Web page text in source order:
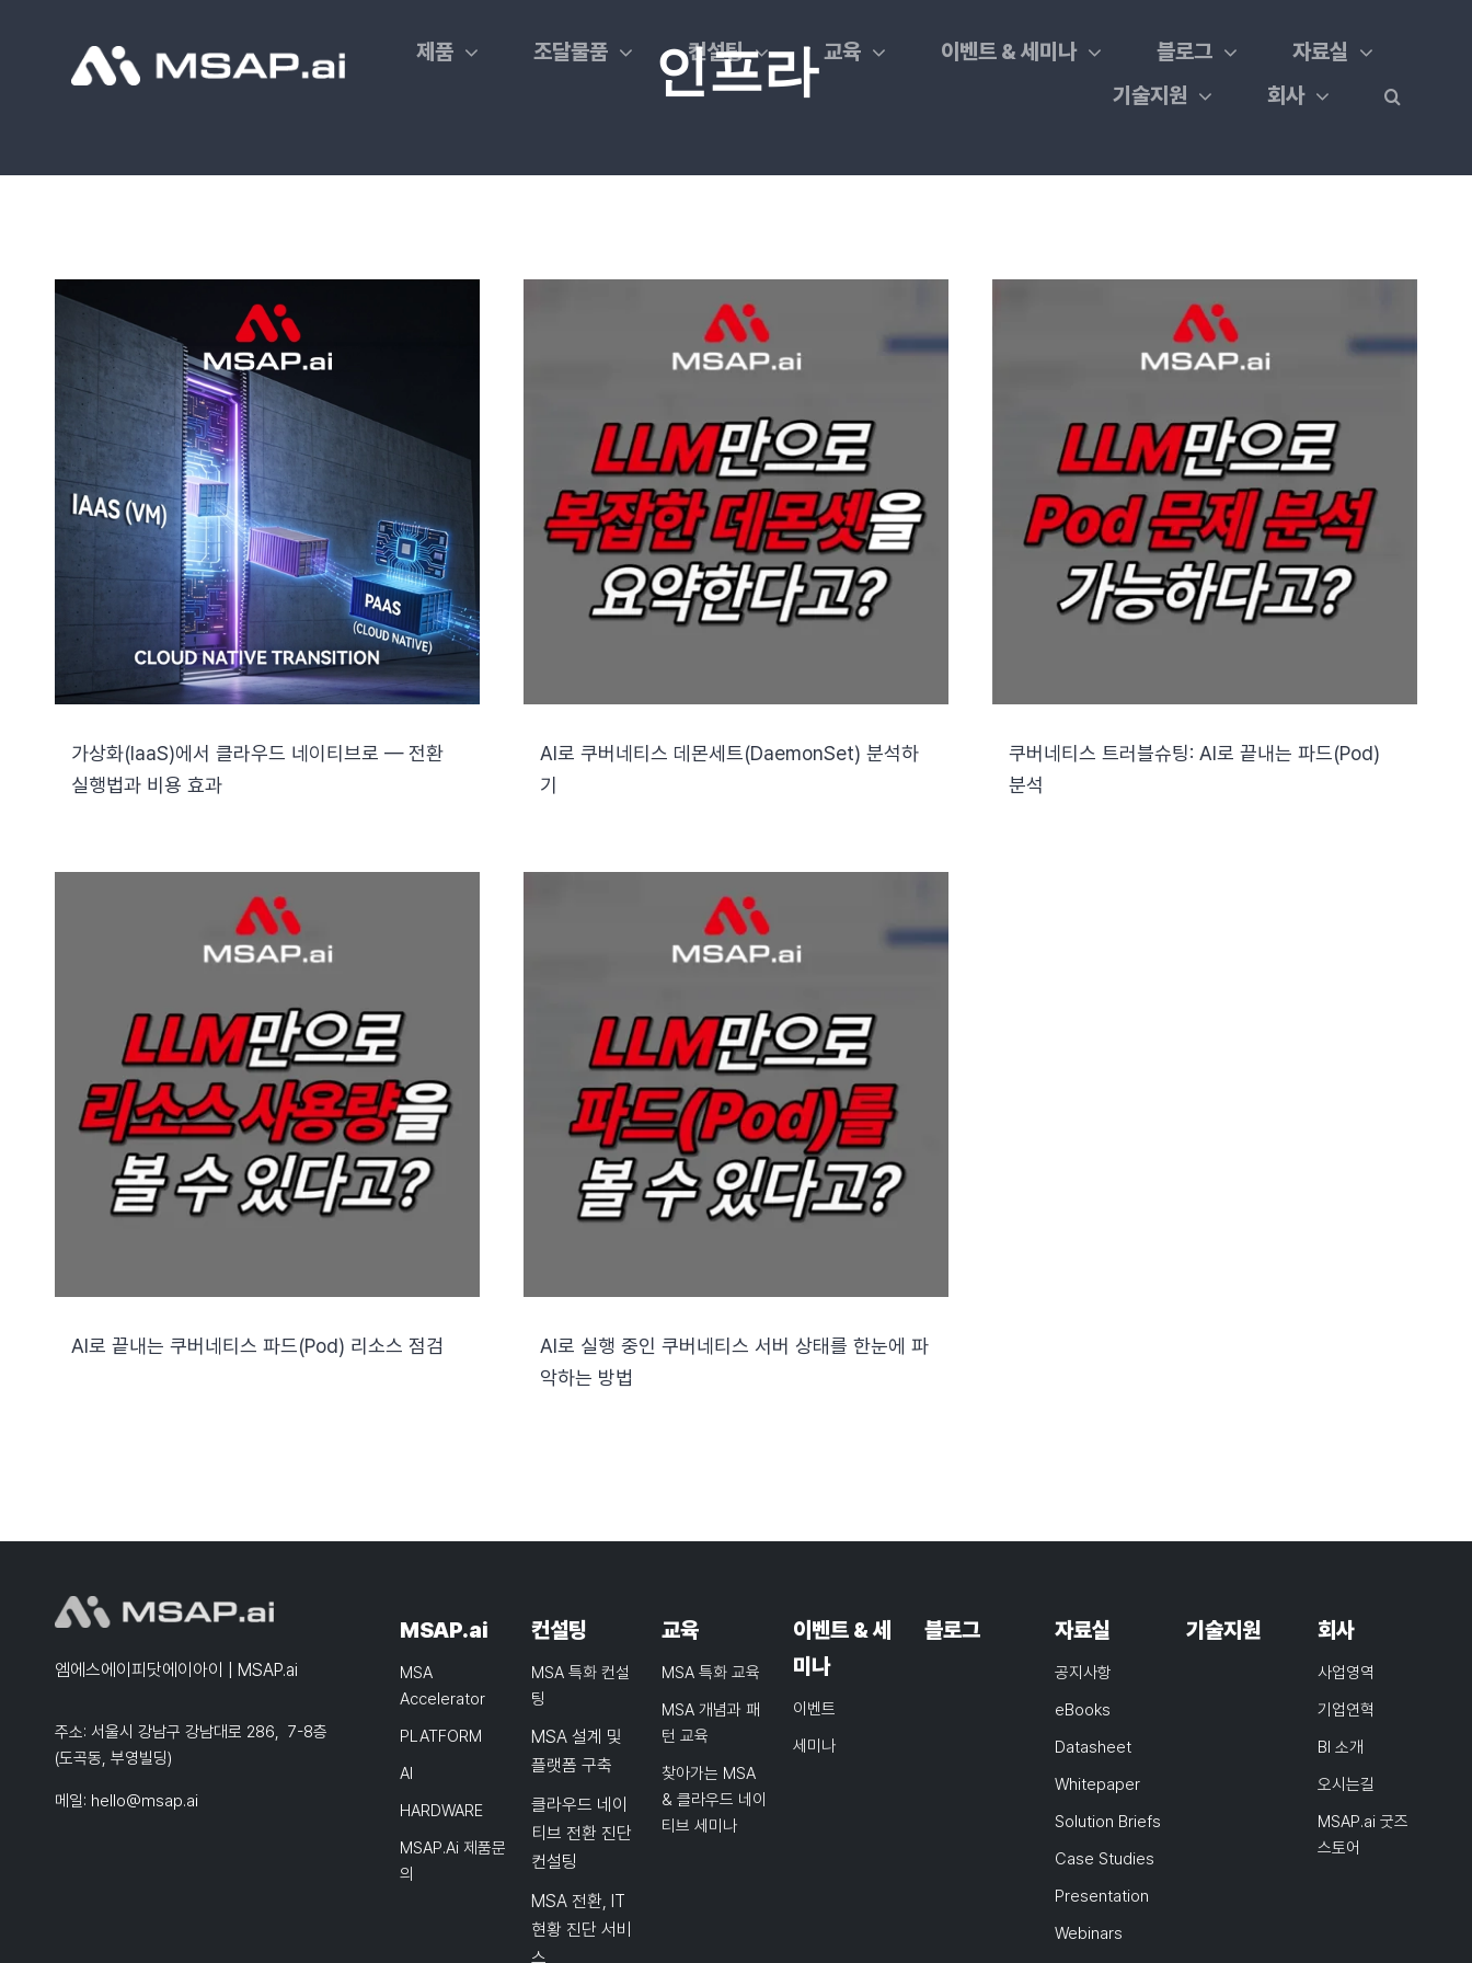
제품 조달물품 컨설팅 교육 이벤트 & 세미나 블로그
자료실
기술지원
회사
인프라
가상화(IaaS)에서 클라우드 네이티브로 — 전환
실행법과 비용 효과
AI로 쿠버네티스 데몬세트(DaemonSet) 분석하
기
쿠버네티스 트러블슈팅: AI로 끝내는 파드(Pod)
분석
AI로 끝내는 쿠버네티스 파드(Pod) 리소스 점검
AI로 실행 중인 쿠버네티스 서버 상태를 한눈에 파
악하는 방법
엠에스에이피닷에이아이 | MSAP.ai
주소: 서울시 강남구 강남대로 286, 7-8층
(도곡동, 부영빌딩)
메일: hello@msap.ai
MSAP.ai
MSA
Accelerator
PLATFORM
AI
HARDWARE
MSAP.ai 제품문
의
컨설팅
MSA 특화 컨설
팅
MSA 설계 및
플랫폼 구축
클라우드 네이
티브 전환 진단
컨설팅
MSA 전환, IT
현황 진단 서비
스
교육
MSA 특화 교육
MSA 개념과 패
턴 교육
찾아가는 MSA
& 클라우드 네이
티브 세미나
이벤트 & 세
미나
이벤트
세미나
블로그 자료실
공지사항
eBooks
Datasheet
Whitepaper
Solution Briefs
Case Studies
Presentation
Webinars
기술지원 회사
사업영역
기업연혁
BI 소개
오시는길
MSAP.ai 굿즈
스토어